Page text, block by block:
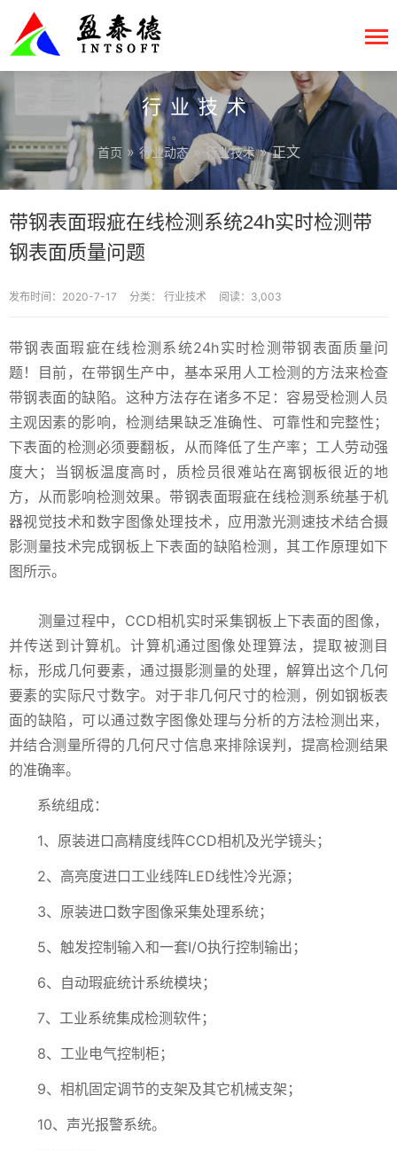
行业技术
首页 »行业动态» 行业技术» 正文
带钢表面瑕疵在线检测系统24h实时检测带
钢表面质量问题
发布时间：2020-7-17 分类： 行业技术 阅读：3,003
带钢表面瑕疵在线检测系统24h实时检测带钢表面质量问
题！目前，在带钢生产中，基本采用人工检测的方法来检查
带钢表面的缺陷。这种方法存在诸多不足：容易受检测人员
主观因素的影响，检测结果缺乏准确性、可靠性和完整性；
下表面的检测必须要翻板，从而降低了生产率；工人劳动强
度大；当钢板温度高时，质检员很难站在离钢板很近的地
方，从而影响检测效果。带钢表面瑕疵在线检测系统基于机
器视觉技术和数字图像处理技术，应用激光测速技术结合摄
影测量技术完成钢板上下表面的缺陷检测，其工作原理如下
图所示。
测量过程中，CCD相机实时采集钢板上下表面的图像，
并传送到计算机。计算机通过图像处理算法，提取被测目
标，形成几何要素，通过摄影测量的处理，解算出这个几何
要素的实际尺寸数字。对于非几何尺寸的检测，例如钢板表
面的缺陷，可以通过数字图像处理与分析的方法检测出来，
并结合测量所得的几何尺寸信息来排除误判，提高检测结果
的准确率。
系统组成：
1、原装进口高精度线阵CCD相机及光学镜头；
2、高亮度进口工业线阵LED线性冷光源；
3、原装进口数字图像采集处理系统；
5、触发控制输入和一套I/O执行控制输出；
6、自动瑕疵统计系统模块；
7、工业系统集成检测软件；
8、工业电气控制柜；
9、相机固定调节的支架及其它机械支架；
10、声光报警系统。